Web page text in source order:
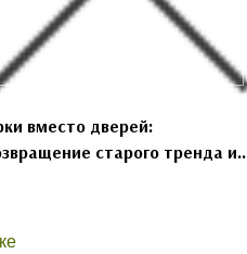
вместо дверей:
старого тренда и..